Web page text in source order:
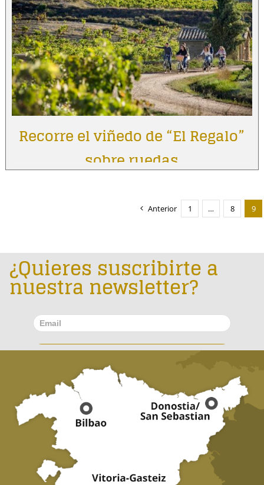
Recorre el viñedo de “El Regalo”
sobre ruedas
Anterior 1 … 8 9
¿Quieres suscribirte a
nuestra newsletter?